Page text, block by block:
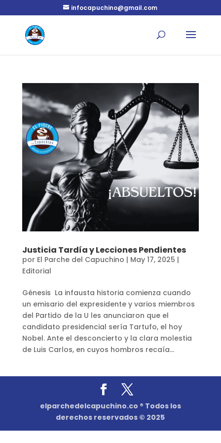
infocapuchino@gmail.com
Justicia Tardía y Lecciones Pendientes
por El Parche del Capuchino | May 17, 2025 |
Editorial
Génesis La infausta historia comienza cuando
un emisario del expresidente y varios miembros
del Partido de la U les anunciaron que el
candidato presidencial sería Tartufo, el hoy
Nobel. Ante el desconcierto y la clara molestia
de Luis Carlos, en cuyos hombros recaía...
elparchedelcapuchino.co ® Todos los
derechos reservados © 2025